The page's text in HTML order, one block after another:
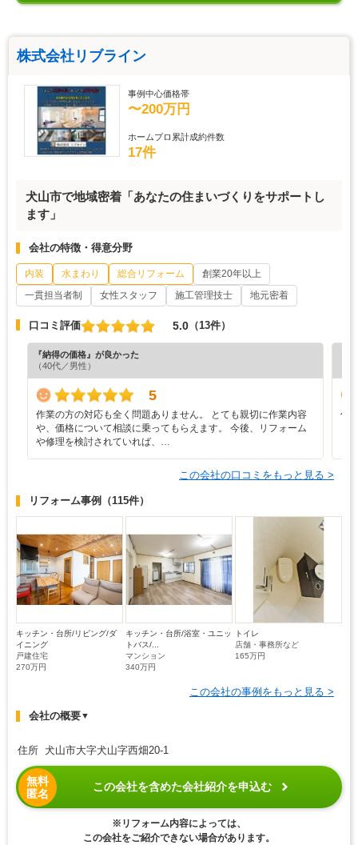
株式会社リブライン
事例中心価格帯
〜200万円
ホームプロ累計成約件数
17件
犬山市で地域密着「あなたの住まいづくりをサポートし
ます」
会社の特徴・得意分野
内装 水まわり 総合リフォーム
創業20年以上
一貫担当者制
女性スタッフ 施工管理技士 地元密着
口コミ評価 5.0 （13件）
『納得の価格』が良かった
（40代／男性）
5
作業の方の対応も全く問題ありません。 とても親切に作業内容
や、価格について相談に乗ってもらえます。 今後、リフォーム
や修理を検討されていれば、…
仕
この会社の口コミをもっと見る >
リフォーム事例 （115件）
キッチン・台所/リビング/ダ
イニング
戸建住宅
270万円
キッチン・台所/浴室・ユニッ
トバス/...
マンション
340万円
トイレ
店舗・事務所など
165万円
この会社の事例をもっと見る >
会社の概要▼
住所 犬山市大字犬山字西畑20-1
無料
匿名
この会社を含めた会社紹介を申込む
※リフォーム内容によっては、
この会社をご紹介できない場合があります。